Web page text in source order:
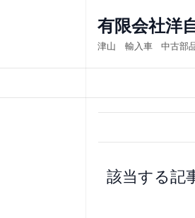
ス
キ
有限会社洋
津山 輸入車 中古部
該当する記